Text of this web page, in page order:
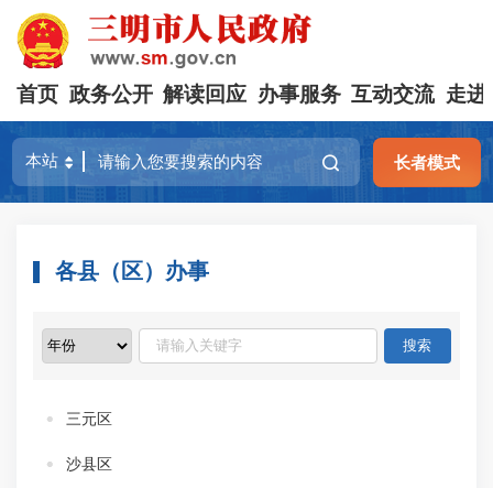
首页 政务公开 解读回应 办事服务 互动交流 走进
长者模式
各县（区）办事
三元区
沙县区